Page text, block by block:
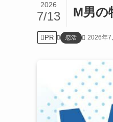
M男の
2026
7/13
PR 恋活 2026年7